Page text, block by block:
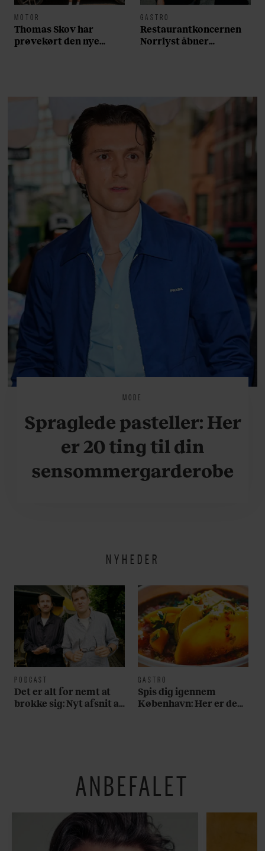
MOTOR
Thomas Skov har
prøvekørt den nye
GASTRO
Restaurantkoncernen
Norrlyst åbner
MODE
Spraglede pasteller: Her
er 20 ting til din
sensommergarderobe
NYHEDER
PODCAST
Det er alt for nemt at
brokke sig: Nyt afsnit af
GASTRO
Spis dig igennem
København: Her er de
ANBEFALET